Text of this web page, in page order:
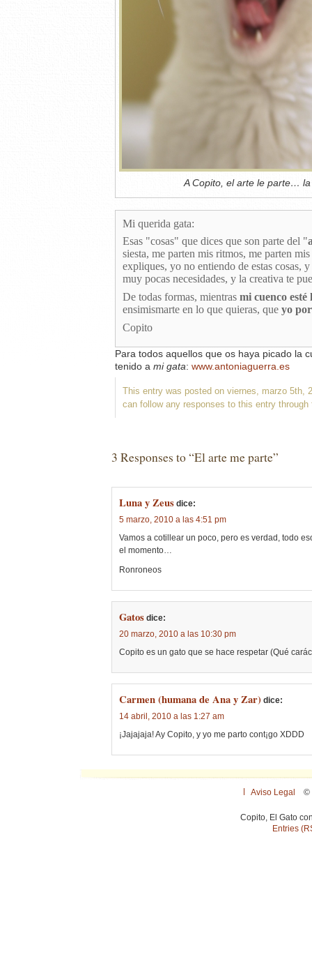
A Copito, el arte le parte… la
Mi querida gata:
Esas "cosas" que dices que son parte del "
siesta, me parten mis ritmos, me parten
expliques, yo no entiendo de estas cosas,
muy pocas necesidades, y la creativa te
De todas formas, mientras mi cuenco
ensimismarte en lo que quieras, que yo
Copito
Para todos aquellos que os haya picado la
tenido a mi gata: www.antoniaguerra.es
This entry was posted on viernes, marzo 5th,
can follow any responses to this entry
3 Responses to “El arte me parte”
Luna y Zeus dice:
5 marzo, 2010 a las 4:51 pm
Vamos a cotillear un poco, pero es verdad, todo
el momento…
Ronroneos
Gatos dice:
20 marzo, 2010 a las 10:30 pm
Copito es un gato que se hace respetar (Qué
Carmen (humana de Ana y Zar) dice:
14 abril, 2010 a las 1:27 am
¡Jajajaja! Ay Copito, y yo me parto cont¡go XDDD
Aviso Legal ©
Copito, El Gato
Entries